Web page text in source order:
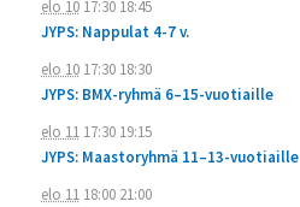
elo 1017:30 18:45
JYPS: Nappulat 4-7 v.
elo 1017:30 18:30
JYPS: BMX-ryhmä 6–15-vuotiaille
elo 1117:30 19:15
JYPS: Maastoryhmä 11–13-vuotiaille
elo 1118:00 21:00